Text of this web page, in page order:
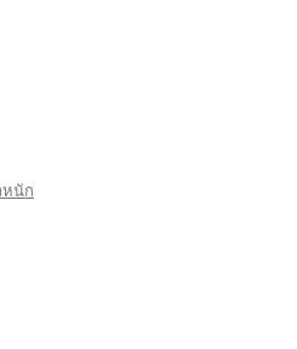
หนัก